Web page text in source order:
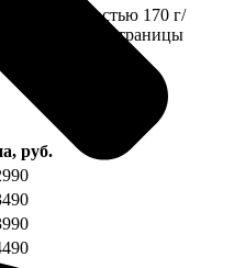
плотностью 170 г/
как плотные страницы
руб.